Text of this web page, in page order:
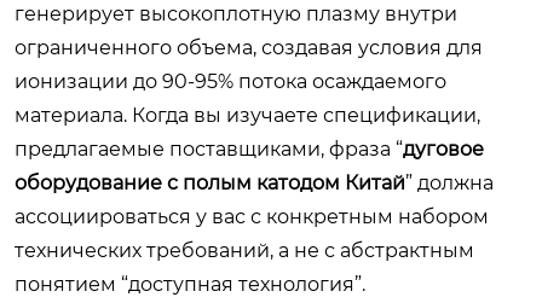
генерирует высокоплотную плазму внутри
ограниченного объема, создавая условия для
ионизации до 90-95% потока осаждаемого
материала. Когда вы изучаете спецификации,
предлагаемые поставщиками, фраза “дуговое
оборудование с полым катодом Китай” должна
ассоциироваться у вас с конкретным набором
технических требований, а не с абстрактным
понятием “доступная технология”.